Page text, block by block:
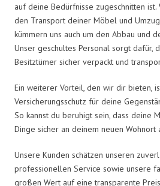
auf deine Bedürfnisse zugeschnitten
den Transport deiner Möbel und
kümmern uns auch um den Abbau und
Unser geschultes Personal sorgt dafür,
Besitztümer sicher verpackt und
Ein weiterer Vorteil, den wir dir bieten,
Versicherungsschutz für deine
So kannst du beruhigt sein, dass deine
Dinge sicher an deinem neuen Wohnort
Unsere Kunden schätzen unseren
professionellen Service sowie unsere
großen Wert auf eine transparente